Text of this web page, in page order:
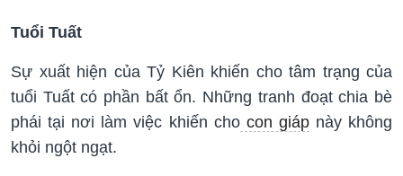
Tuổi Tuất
Sự xuất hiện của Tỷ Kiên khiến cho tâm trạng của
tuổi Tuất có phần bất ổn. Những tranh đoạt chia bè
phái tại nơi làm việc khiến chocon giápnày không
khỏi ngột ngạt.